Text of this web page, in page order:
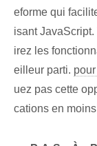
eforme qui
isant
irez les
eilleur parti.
uez pas cette
cations en